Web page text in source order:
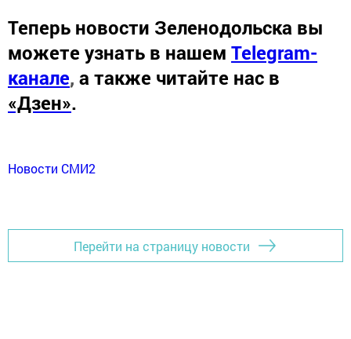
Теперь новости Зеленодольска вы
можете узнать в нашем Telegram-
канале, а также читайте нас в
«Дзен».
Новости СМИ2
Перейти на страницу новости